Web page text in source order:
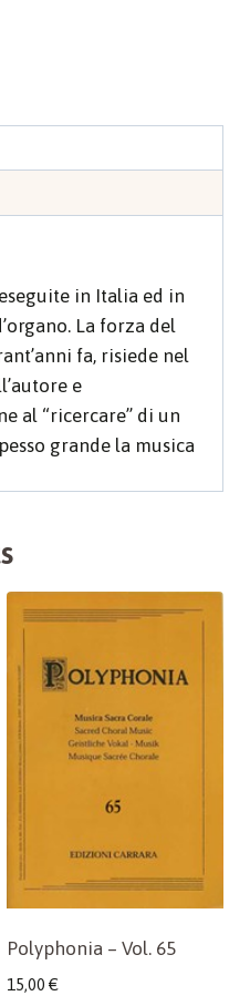
in Italia ed in
La forza del
fa, risiede nel
e
al “ricercare” di un
grande la musica
Polyphonia – Vol. 65
15,00 €